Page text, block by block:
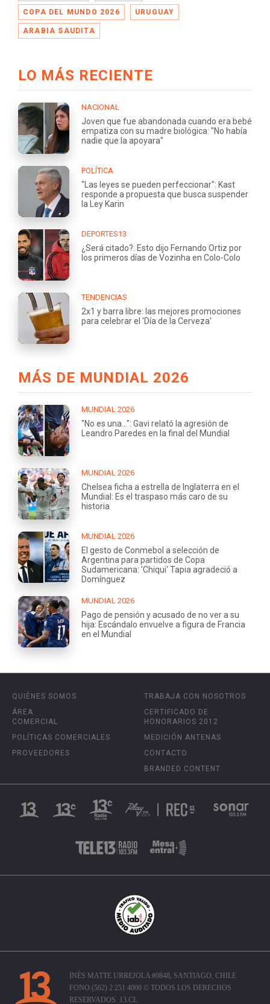
COPA DEL MUNDO 2026 URUGUAY
ARABIA SAUDITA
LO MÁS RECIENTE
NACIONAL
Joven que fue abandonada cuando era bebé
empatiza con su madre biológica: "No había
nadie que la apoyara"
POLÍTICA
"Las leyes se pueden perfeccionar": Kast
responde a propuesta que busca suspender
la Ley Karin
DEPORTES13
¿Será citado?: Esto dijo Fernando Ortiz por
los primeros días de Vozinha en Colo-Colo
TENDENCIAS
2x1 y barra libre: las mejores promociones
para celebrar el 'Día de la Cerveza'
MÁS DE MUNDIAL 2026
MUNDIAL 2026
"No es una...": Gavi relató la agresión de
Leandro Paredes en la final del Mundial
MUNDIAL 2026
Chelsea ficha a estrella de Inglaterra en el
Mundial: Es el traspaso más caro de su
historia
MUNDIAL 2026
El gesto de Conmebol a selección de
Argentina para partidos de Copa
Sudamericana: 'Chiqui' Tapia agradeció a
Domínguez
MUNDIAL 2026
Pago de pensión y acusado de no ver a su
hija: Escándalo envuelve a figura de Francia
en el Mundial
QUIÉNES SOMOS
ÁREA
COMERCIAL
POLÍTICAS COMERCIALES
PROVEEDORES
TRABAJA CON NOSOTROS
CERTIFICADO DE
HONORARIOS 2012
MEDICIÓN ANTENAS
CONTACTO
BRANDED CONTENT
INÉS MATTE URREJOLA #0848, SANTIAGO, CHILE
FONO (562) 2 251 4000 © TODOS LOS DERECHOS
RESERVADOS. 13.CL